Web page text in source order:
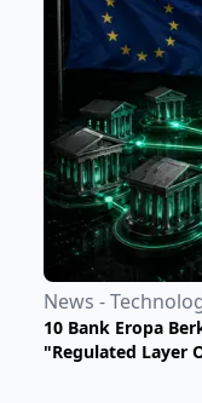
News -
​10 Bank Eropa
"Regulated Layer